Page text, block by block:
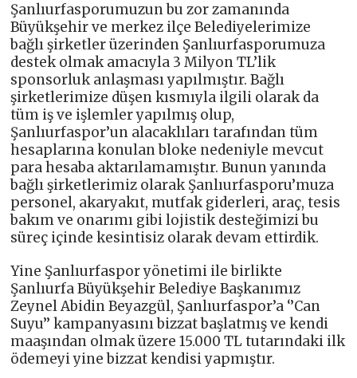
Şanlıurfasporumuzun bu zor zamanında
Büyükşehir ve merkez ilçe Belediyelerimize
bağlı şirketler üzerinden Şanlıurfasporumuza
destek olmak amacıyla 3 Milyon TL’lik
sponsorluk anlaşması yapılmıştır. Bağlı
şirketlerimize düşen kısmıyla ilgili olarak da
tüm iş ve işlemler yapılmış olup,
Şanlıurfaspor’un alacaklıları tarafından tüm
hesaplarına konulan bloke nedeniyle mevcut
para hesaba aktarılamamıştır. Bunun yanında
bağlı şirketlerimiz olarak Şanlıurfasporu’muza
personel, akaryakıt, mutfak giderleri, araç, tesis
bakım ve onarımı gibi lojistik desteğimizi bu
süreç içinde kesintisiz olarak devam ettirdik.
Yine Şanlıurfaspor yönetimi ile birlikte
Şanlıurfa Büyükşehir Belediye Başkanımız
Zeynel Abidin Beyazgül, Şanlıurfaspor’a ‘’Can
Suyu’’ kampanyasını bizzat başlatmış ve kendi
maaşından olmak üzere 15.000 TL tutarındaki ilk
ödemeyi yine bizzat kendisi yapmıştır.